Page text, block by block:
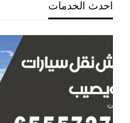
احدث الخدمات